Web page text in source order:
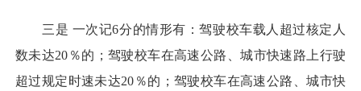
三是 一次记6分的情形有：驾驶校车载人超过核定人
数未达20％的；驾驶校车在高速公路、城市快速路上行驶
超过规定时速未达20％的；驾驶校车在高速公路、城市快